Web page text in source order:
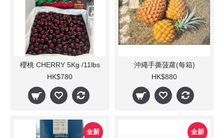
櫻桃 CHERRY 5Kg /11lbs
HK$780
沖繩手撕菠蘿(每箱)
HK$880
全新 全新